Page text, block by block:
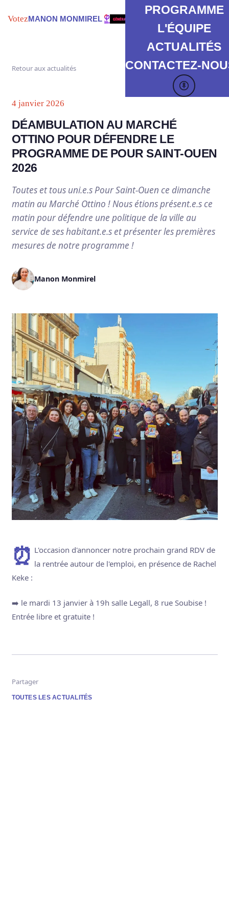
VotezMANON MONMIREL
PROGRAMME
L'ÉQUIPE
ACTUALITÉS
CONTACTEZ-
Retour aux actualités
4 janvier 2026
DÉAMBULATION AU MARCHÉ
OTTINO POUR DÉFENDRE LE
PROGRAMME DE POUR SAINT-OUEN
2026
Toutes et tous uni.e.s Pour Saint-Ouen ce dimanche
matin au Marché Ottino ! Nous étions présent.e.s ce
matin pour défendre une politique de la ville au
service de ses habitant.e.s et présenter les premières
mesures de notre programme !
Manon Monmirel
⏰️L'occasion d'annoncer notre prochain grand RDV de la rentrée autour de l'emploi, en présence de Rachel
Keke :
➡️ le mardi 13 janvier à 19h salle Legall, 8 rue Soubise !
Entrée libre et gratuite !
Partager
TOUTES LES ACTUALITÉS